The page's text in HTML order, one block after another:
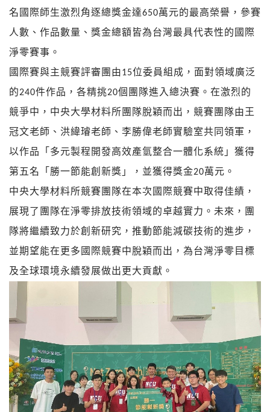
名國際師生激烈角逐總獎金達650萬元的最高榮譽，參賽
人數、作品數量、獎金總額皆為台灣最具代表性的國際
淨零賽事。
國際賽與主競賽評審團由15位委員組成，面對領域廣泛
的240件作品，各精挑20個團隊進入總決賽。在激烈的
競爭中，中央大學材料所團隊脫穎而出，競賽團隊由王
冠文老師、洪緯璿老師、李勝偉老師實驗室共同領軍，
以作品「多元製程開發高效產氫整合一體化系統」獲得
第五名「勝一節能創新獎」，並獲得獎金20萬元。
中央大學材料所競賽團隊在本次國際競賽中取得佳績，
展現了團隊在淨零排放技術領域的卓越實力。未來，團
隊將繼續致力於創新研究，推動節能減碳技術的進步，
並期望能在更多國際競賽中脫穎而出，為台灣淨零目標
及全球環境永續發展做出更大貢獻。